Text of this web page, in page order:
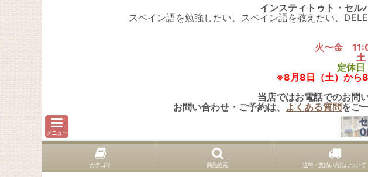
インスティトゥト・セル
スペイン語を勉強したい、スペイン語を教えたい、
火〜金
定休
※8月8日（土）から8
当店ではお電話でのお問
お問い合わせ・ご予約は、 よくある質問をご
メニュー
カテゴリ 商品検索 送料・支払い方法について